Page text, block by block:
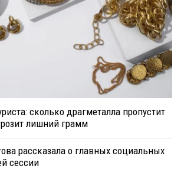
сколько драгметалла пропустит
лишний грамм
рассказала о главных социальных
сессии